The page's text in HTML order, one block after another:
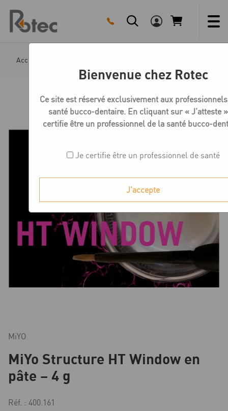
content
Accueil
MiYO
MiYo Structure HT Window en
pâte – 4 g
Réf. : 400.161
Bienvenue chez Rotec
Ce site est réservé exclusivement aux
santé bucco-dentaire. En cliquant sur « J’atteste
certifie être un professionnel de la santé bucco-
Je certifie être un professionnel de santé
J'accepte